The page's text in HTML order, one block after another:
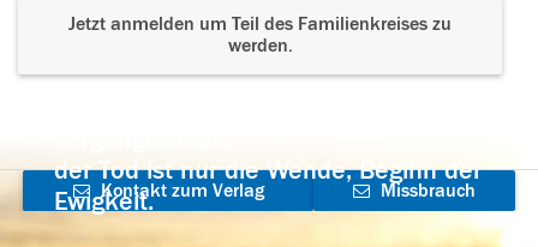
Jetzt anmelden um Teil des Familienkreises zu
werden.
der Tod ist nur die Wende, Beginn der
Ewigkeit.
Kontakt zum Verlag
aufnehmen
Missbrauch